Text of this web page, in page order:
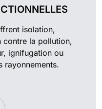
isolation,
la pollution,
ignifugation ou
rayonnements.